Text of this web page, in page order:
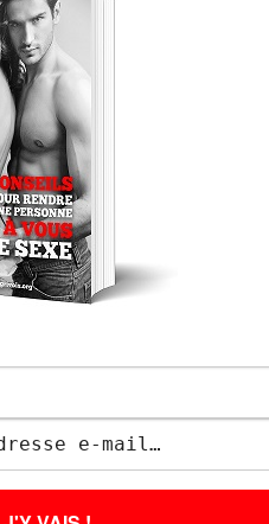
COMMENT DONNER ENVIE
À SA FEMME DE FAIRE DES
PETITS JEUX SEXUELS ?
pas publiée.
*